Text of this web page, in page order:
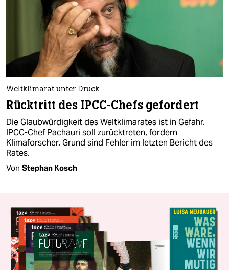
Weltklimarat unter Druck
Rücktritt des IPCC-Chefs gefordert
Die Glaubwürdigkeit des Weltklimarates ist in Gefahr.
IPCC-Chef Pachauri soll zurücktreten, fordern
Klimaforscher. Grund sind Fehler im letzten Bericht des
Rates.
Von Stephan Kosch